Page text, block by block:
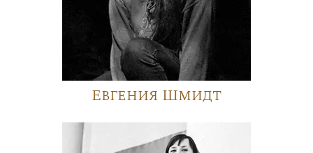
Евгения Шмидт